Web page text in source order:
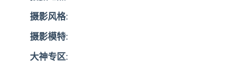
摄影风格:
摄影模特:
大神专区: